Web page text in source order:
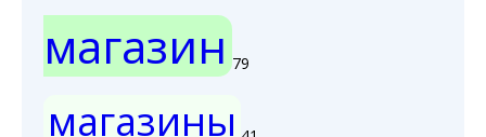
магазин 79
магазины